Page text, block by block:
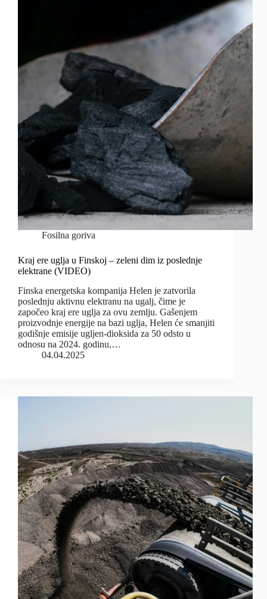
Fosilna goriva
Kraj ere uglja u Finskoj – zeleni dim iz poslednje
elektrane (VIDEO)
Finska energetska kompanija Helen je zatvorila
poslednju aktivnu elektranu na ugalj, čime je
započeo kraj ere uglja za ovu zemlju. Gašenjem
proizvodnje energije na bazi uglja, Helen će smanjiti
godišnje emisije ugljen-dioksida za 50 odsto u
odnosu na 2024. godinu,…
04.04.2025